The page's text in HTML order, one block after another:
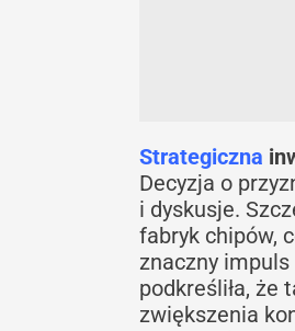
Strategiczna
Decyzja o
i dyskusje.
fabryk chipów,
znaczny
podkreśliła, że
zwiększenia